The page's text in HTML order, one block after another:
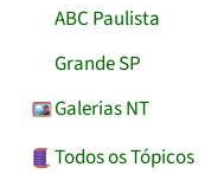
ABC Paulista
Grande SP
Galerias NT
Todos os Tópicos